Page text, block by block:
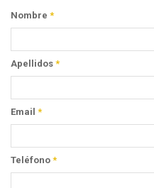
Nombre *
Apellidos *
Email *
Teléfono *